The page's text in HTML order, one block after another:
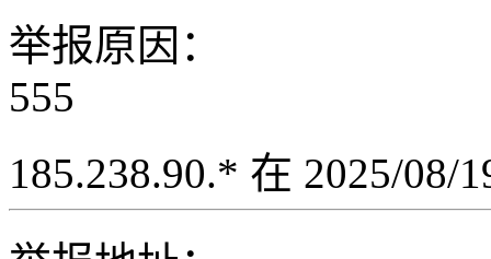
举报原因：
555
185.238.90.* 在 2025/08/